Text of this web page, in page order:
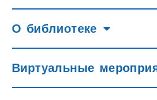
О библиотеке
Виртуальные